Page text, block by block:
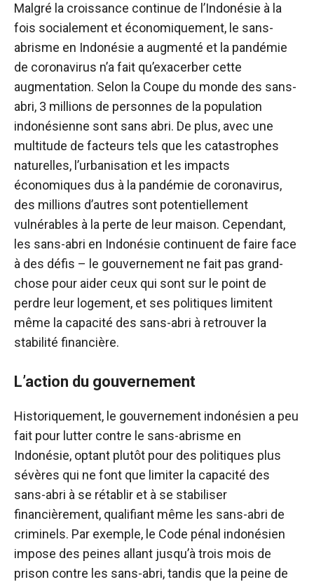
Malgré la croissance continue de l’Indonésie à la
fois socialement et économiquement, le sans-
abrisme en Indonésie a augmenté et la pandémie
de coronavirus n’a fait qu’exacerber cette
augmentation. Selon la Coupe du monde des sans-
abri, 3 millions de personnes de la population
indonésienne sont sans abri. De plus, avec une
multitude de facteurs tels que les catastrophes
naturelles, l’urbanisation et les impacts
économiques dus à la pandémie de coronavirus,
des millions d’autres sont potentiellement
vulnérables à la perte de leur maison. Cependant,
les sans-abri en Indonésie continuent de faire face
à des défis – le gouvernement ne fait pas grand-
chose pour aider ceux qui sont sur le point de
perdre leur logement, et ses politiques limitent
même la capacité des sans-abri à retrouver la
stabilité financière.
L’action du gouvernement
Historiquement, le gouvernement indonésien a peu
fait pour lutter contre le sans-abrisme en
Indonésie, optant plutôt pour des politiques plus
sévères qui ne font que limiter la capacité des
sans-abri à se rétablir et à se stabiliser
financièrement, qualifiant même les sans-abri de
criminels. Par exemple, le Code pénal indonésien
impose des peines allant jusqu’à trois mois de
prison contre les sans-abri, tandis que la peine de